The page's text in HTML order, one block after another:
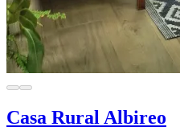
Casa Rural Albireo